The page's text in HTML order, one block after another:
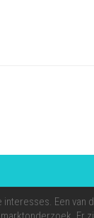
interesses. Een van